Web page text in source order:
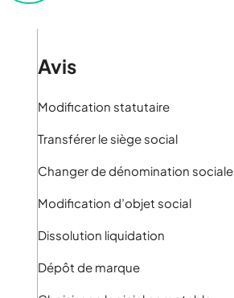
Avis
Modification statutaire
Transférer le siège social
Changer de dénomination sociale
Modification d’objet social
Dissolution liquidation
Dépôt de marque